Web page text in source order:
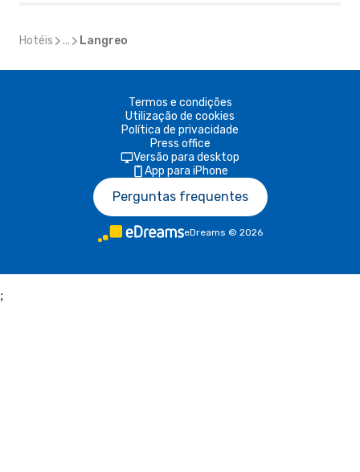
Hotéis ... Langreo
Termos e condições
Utilização de cookies
Política de privacidade
Press office
Versão para desktop
App para iPhone
Perguntas frequentes
eDreams © 2026
;